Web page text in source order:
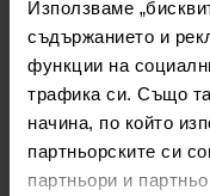
Използваме
съдържанието и
функции на
трафика си. Също
начина, по който
партньорските си
партньори и